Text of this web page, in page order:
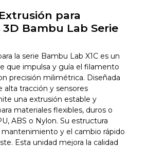
para
Bambu Lab Serie
la serie Bambu Lab X1C es un
que impulsa y guía el filamento
precisión milimétrica. Diseñada
alta tracción y sensores
una extrusión estable y
materiales flexibles, duros o
ABS o Nylon. Su estructura
y el cambio rápido
Esta unidad mejora la calidad